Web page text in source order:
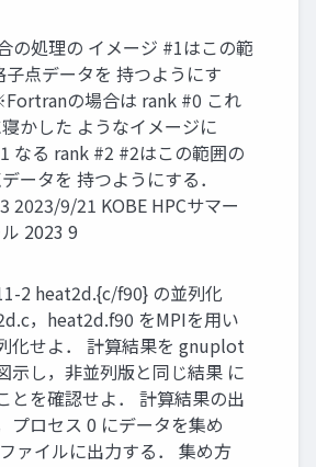
の処理の イメージ #1はこの範
子点データを 持つようにす
の場合は rank #0 これ
かした ようなイメージに
なる rank #2 #2はこの範囲の
ータを 持つようにする．
2023/9/21 KOBE HPCサマー
2023 9
2 heat2d.{c/f90} の並列化
，heat2d.f90 をMPIを用い
化せよ． 計算結果を gnuplot
示し，非並列版と同じ結果 に
とを確認せよ． 計算結果の出
プロセス 0 にデータを集め
ァイルに出力する． 集め方